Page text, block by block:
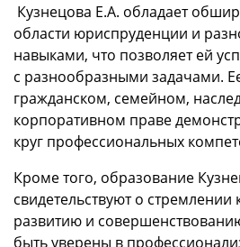
Кузнецова Е.А. обладает
области юриспруденции и
навыками, что позволяет ей
с разнообразными задачами.
гражданском, семейном,
корпоративном праве
круг профессиональных
Кроме того, образование
свидетельствуют о стремлении
развитию и
быть уверены в